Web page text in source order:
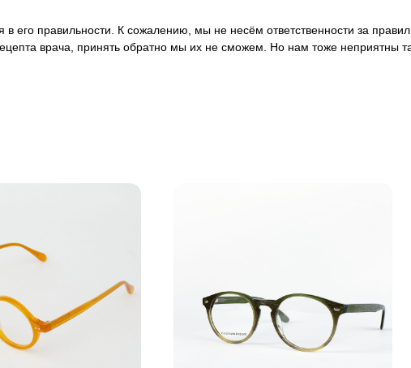
в его правильности. К сожалению, мы не несём ответственности за
врача, принять обратно мы их не сможем. Но нам тоже неприятны